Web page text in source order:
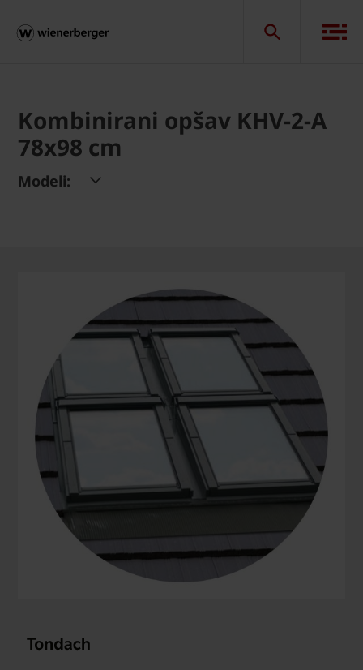
Kombinirani opšav KHV-2-A
78x98 cm
Modeli: